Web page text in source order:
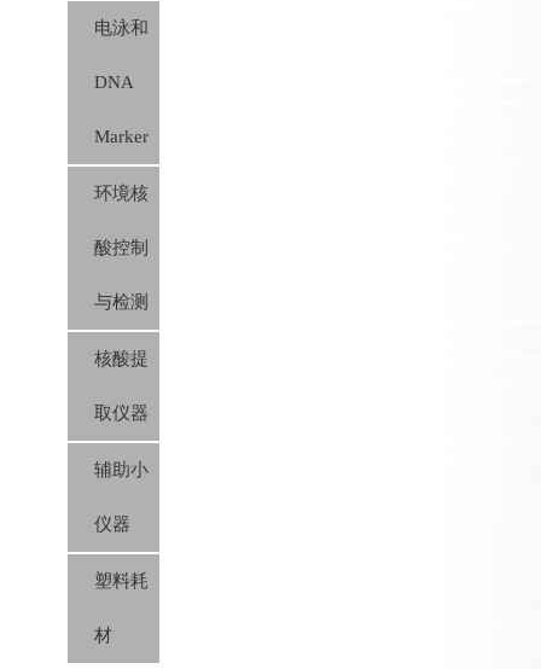
电泳和
DNA
Marker
环境核
酸控制
与检测
核酸提
取仪器
辅助小
仪器
塑料耗
材